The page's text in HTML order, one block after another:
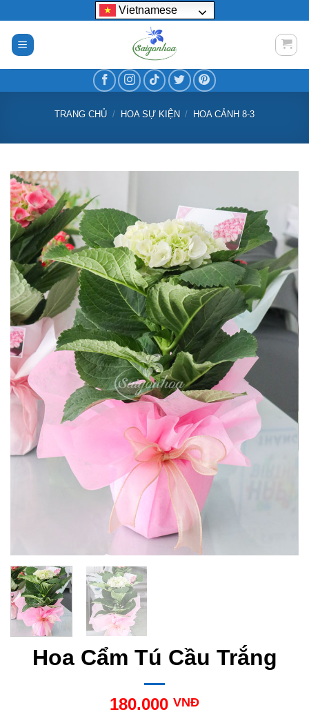
nội
dung
Vietnamese
TRANG CHỦ / HOA SỰ KIỆN / HOA CẢNH 8-3
Hoa Cẩm Tú Cầu Trắng
180.000 VNĐ